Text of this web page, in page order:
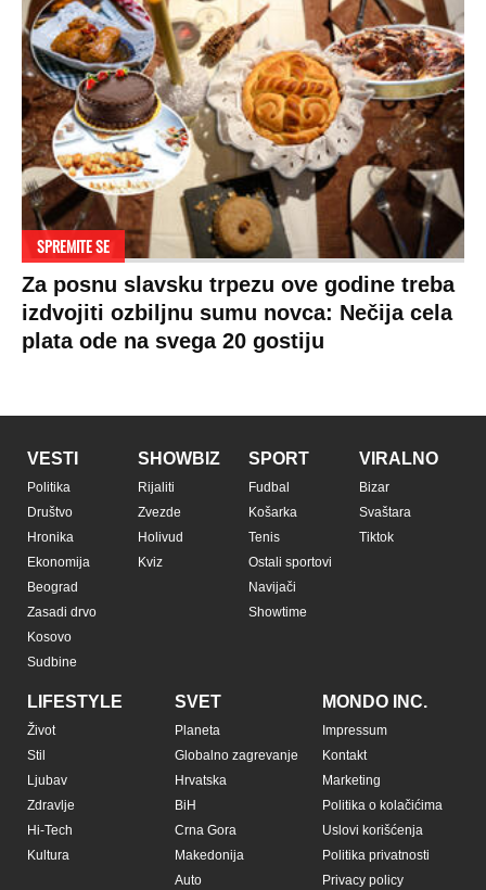
SPREMITE SE
Za posnu slavsku trpezu ove godine treba
izdvojiti ozbiljnu sumu novca: Nečija cela
plata ode na svega 20 gostiju
VESTI
Politika
Društvo
Hronika
Ekonomija
Beograd
Zasadi drvo
Kosovo
Sudbine
SHOWBIZ
Rijaliti
Zvezde
Holivud
Kviz
SPORT
Fudbal
Košarka
Tenis
Ostali sportovi
Navijači
Showtime
VIRALNO
Bizar
Svaštara
Tiktok
LIFESTYLE
Život
Stil
Ljubav
Zdravlje
Hi-Tech
Kultura
SVET
Planeta
Globalno zagrevanje
Hrvatska
BiH
Crna Gora
Makedonija
Auto
MONDO INC.
Impressum
Kontakt
Marketing
Politika o kolačićima
Uslovi korišćenja
Politika privatnosti
Privacy policy